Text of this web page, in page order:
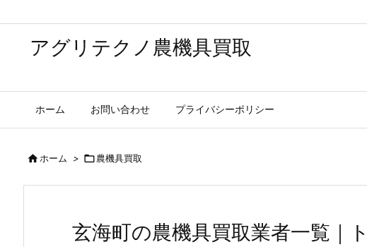
アグリテクノ農機具買取
ホーム お問い合わせ プライバシーポリシー
ホーム > 農機具買取
玄海町の農機具買取業者一覧｜